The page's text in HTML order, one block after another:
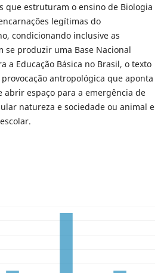
que estruturam o ensino de Biologia
legítimas do
condicionando inclusive as
se produzir uma Base Nacional
a Educação Básica no Brasil, o texto
antropológica que aponta
abrir espaço para a emergência de
natureza e sociedade ou animal e